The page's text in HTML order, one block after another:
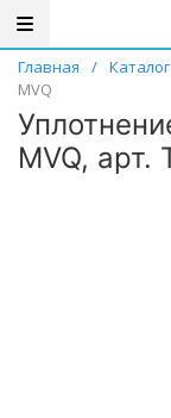
Главная / Каталог
MVQ
MVQ, арт.